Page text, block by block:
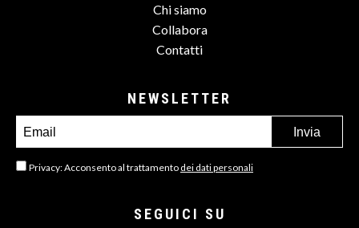
Chi siamo
Collabora
Contatti
NEWSLETTER
Privacy: Acconsento al trattamento dei dati personali
SEGUICI SU